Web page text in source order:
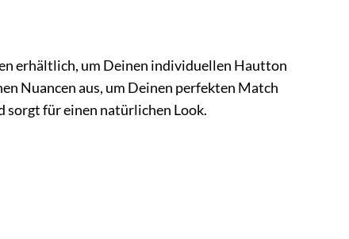
erhältlich, um Deinen individuellen Hautton
Nuancen aus, um Deinen perfekten Match
sorgt für einen natürlichen Look.